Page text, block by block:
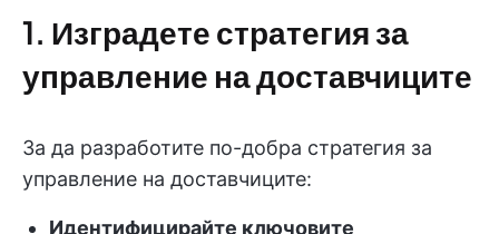
1. Изградете стратегия за
управление на доставчиците
За да разработите по-добра стратегия за
управление на доставчиците:
Идентифицирайте ключовите